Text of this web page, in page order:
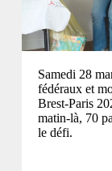
Samedi 28
fédéraux et
Brest-Paris
matin-là, 70
le défi.